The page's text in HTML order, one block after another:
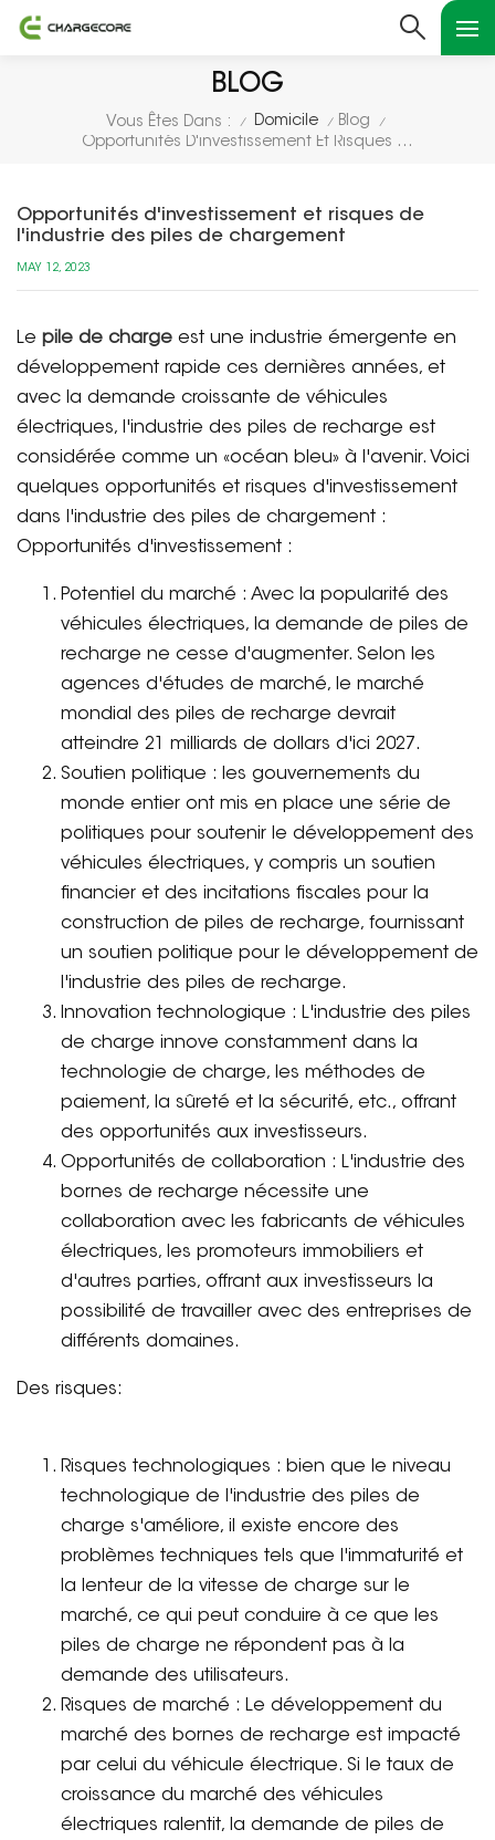
BLOG
Vous Êtes Dans : / Domicile / Blog /
Opportunités D'investissement Et Risques De L'industrie Des Piles De Chargement
Opportunités d'investissement et risques de
l'industrie des piles de chargement
MAY 12, 2023
Le pile de charge est une industrie émergente en
développement rapide ces dernières années, et
avec la demande croissante de véhicules
électriques, l'industrie des piles de recharge est
considérée comme un «océan bleu» à l'avenir. Voici
quelques opportunités et risques d'investissement
dans l'industrie des piles de chargement :
Opportunités d'investissement :
Potentiel du marché : Avec la popularité des
véhicules électriques, la demande de piles de
recharge ne cesse d'augmenter. Selon les
agences d'études de marché, le marché
mondial des piles de recharge devrait
atteindre 21 milliards de dollars d'ici 2027.
Soutien politique : les gouvernements du
monde entier ont mis en place une série de
politiques pour soutenir le développement des
véhicules électriques, y compris un soutien
financier et des incitations fiscales pour la
construction de piles de recharge, fournissant
un soutien politique pour le développement de
l'industrie des piles de recharge.
Innovation technologique : L'industrie des piles
de charge innove constamment dans la
technologie de charge, les méthodes de
paiement, la sûreté et la sécurité, etc., offrant
des opportunités aux investisseurs.
Opportunités de collaboration : L'industrie des
bornes de recharge nécessite une
collaboration avec les fabricants de véhicules
électriques, les promoteurs immobiliers et
d'autres parties, offrant aux investisseurs la
possibilité de travailler avec des entreprises de
différents domaines.
Des risques:
Risques technologiques : bien que le niveau
technologique de l'industrie des piles de
charge s'améliore, il existe encore des
problèmes techniques tels que l'immaturité et
la lenteur de la vitesse de charge sur le
marché, ce qui peut conduire à ce que les
piles de charge ne répondent pas à la
demande des utilisateurs.
Risques de marché : Le développement du
marché des bornes de recharge est impacté
par celui du véhicule électrique. Si le taux de
croissance du marché des véhicules
électriques ralentit, la demande de piles de